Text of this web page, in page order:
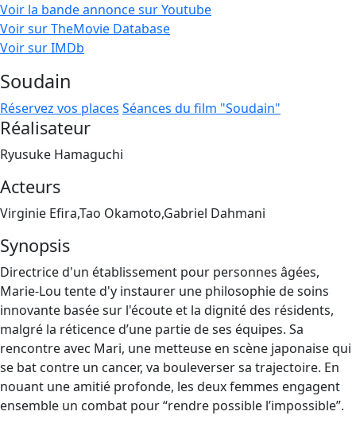
Voir la bande annonce sur Youtube
Voir sur TheMovie Database
Voir sur IMDb
Soudain
Réservez vos places Séances du film "Soudain"
Réalisateur
Ryusuke Hamaguchi
Acteurs
Virginie Efira,Tao Okamoto,Gabriel Dahmani
Synopsis
Directrice d'un établissement pour personnes âgées,
Marie-Lou tente d'y instaurer une philosophie de soins
innovante basée sur l'écoute et la dignité des résidents,
malgré la réticence d’une partie de ses équipes. Sa
rencontre avec Mari, une metteuse en scène japonaise qui
se bat contre un cancer, va bouleverser sa trajectoire. En
nouant une amitié profonde, les deux femmes engagent
ensemble un combat pour “rendre possible l’impossible”.